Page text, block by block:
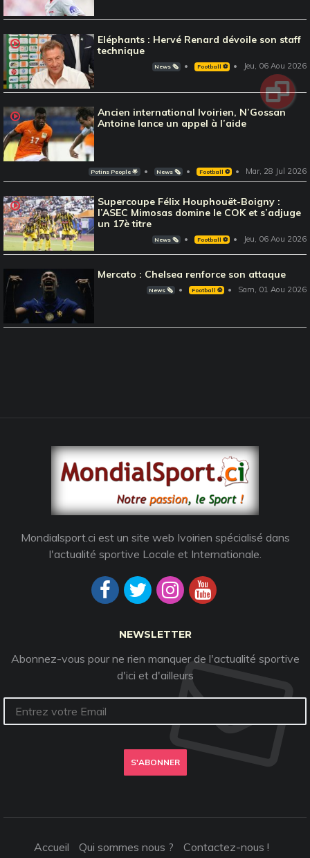
Eléphants : Hervé Renard dévoile son staff
technique
News 🗞️ Football ⚽️ Jeu, 06 Aou 2026
Ancien international Ivoirien, N’Gossan
Antoine lance un appel à l’aide
Potins People 🌟 News 🗞️ Football ⚽️ Mar, 28 Jul 2026
Supercoupe Félix Houphouët-Boigny :
l’ASEC Mimosas domine le COK et s’adjuge
un 17è titre
News 🗞️ Football ⚽️ Jeu, 06 Aou 2026
Mercato : Chelsea renforce son attaque
News 🗞️ Football ⚽️ Sam, 01 Aou 2026
Mondialsport.ci est un site web Ivoirien spécialisé dans
l'actualité sportive Locale et Internationale.
NEWSLETTER
Abonnez-vous pour ne rien manquer de l'actualité sportive
d'ici et d'ailleurs
S'ABONNER
Accueil Qui sommes nous ? Contactez-nous !